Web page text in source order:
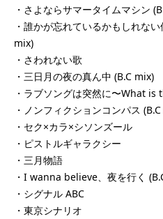
・さよならサマータイムマシン
・誰かが忘れているかもしれな
mix)
・さわれない歌
・三日月の夜の真ん中 (B.C mix)
・ラブソングは突然に〜What
・ノンフィクションコンパス
・セク×カラ×シソンズール
・ピストルギャラクシー
・三月物語
・I wanna believe、夜を行く
・シグナル ABC
・東京シナリオ